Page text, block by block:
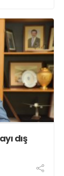
dış